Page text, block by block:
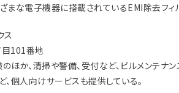
まな電子機器に搭載されているEMI除去フィ
ス
101番地
ほか、清掃や警備、受付など、ビルメンテナ
、個人向けサービスも提供している。